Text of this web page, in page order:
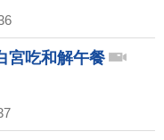
宮吃和解午餐